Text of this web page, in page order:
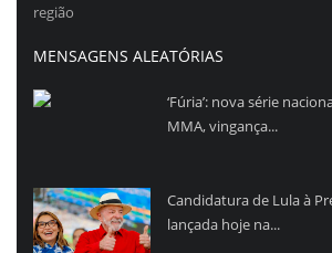
região
MENSAGENS ALEATÓRIAS
‘Fúria’: nova série
MMA, vingança...
Candidatura de Lula à
lançada hoje na...